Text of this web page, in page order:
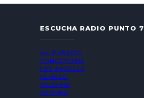
ESCUCHA RADIO PUNTO 7
VALPARAÍSO
CONCEPCIÓN
LOS ÁNGELES
TEMUCO
VALDIVIA
OSORNO